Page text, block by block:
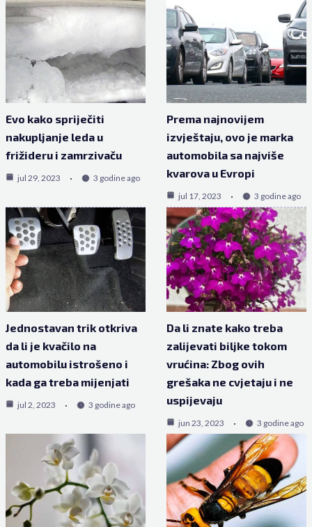
Evo kako spriječiti
nakupljanje leda u
frižideru i zamrzivaču
jul 29, 2023 3 godine ago
Prema najnovijem
izvještaju, ovo je marka
automobila sa najviše
kvarova u Evropi
jul 17, 2023 3 godine ago
Jednostavan trik otkriva
da li je kvačilo na
automobilu istrošeno i
kada ga treba mijenjati
jul 2, 2023 3 godine ago
Da li znate kako treba
zalijevati biljke tokom
vrućina: Zbog ovih
grešaka ne cvjetaju i ne
uspijevaju
jun 23, 2023 3 godine ago